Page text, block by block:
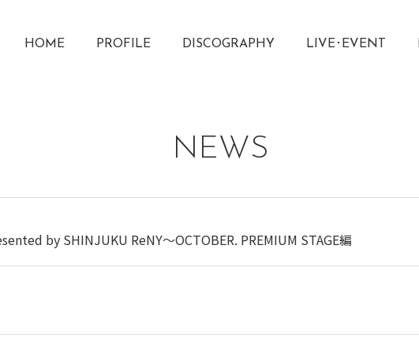
HOME PROFILE DISCOGRAPHY LIVE･EVENT
NEWS
by SHINJUKU ReNY〜OCTOBER. PREMIUM STAGE編